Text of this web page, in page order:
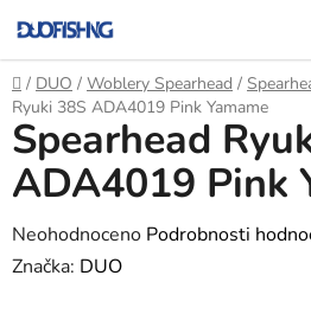
na
obsah
Domů
/ DUO / Woblery Spearhead /
Ryuki 38S ADA4019 Pink Yamame
Spearhead
ADA4019 Pink
Průměrné
hodnocení
Neohodnoceno Podrobnosti
Značka: DUO